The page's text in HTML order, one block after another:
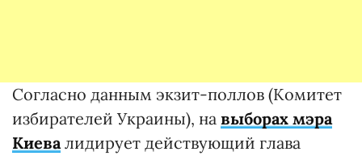
Согласно данным экзит-поллов (Комитет
избирателей Украины), на выборах мэра
Киевалидирует действующий глава